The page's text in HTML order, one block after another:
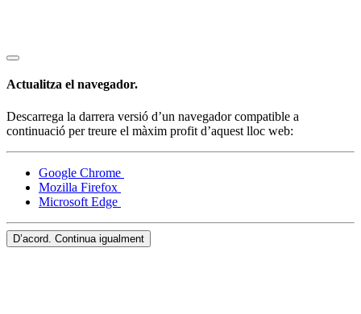
Actualitza el navegador.
Descarrega la darrera versió d’un navegador compatible a
continuació per treure el màxim profit d’aquest lloc web:
Google Chrome
Mozilla Firefox
Microsoft Edge
D’acord. Continua igualment